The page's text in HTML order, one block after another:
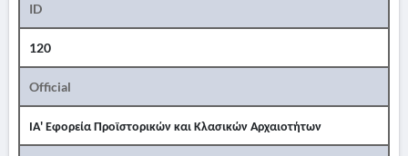
ID
120
Official
ΙΑ' Εφορεία Προϊστορικών και Κλασικών Αρχαιοτήτων